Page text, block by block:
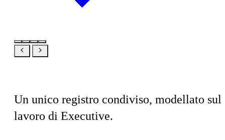
Un unico registro condiviso, modellato sul
lavoro di Executive.